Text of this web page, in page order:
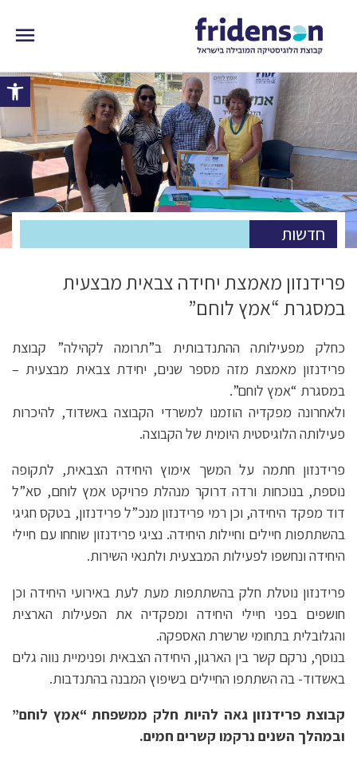
חדשות
פרידנזון מאמצת יחידה צבאית מבצעית
במסגרת “אמץ לוחם”
כחלק מפעילותה ההתנדבותית ב”תרומה לקהילה” קבוצת
פרידנזון מאמצת מזה מספר שנים, יחידת צבאית מבצעית –
במסגרת “אמץ לוחם”.
ולאחרונה מפקדיה הוזמנו למשרדי הקבוצה באשדוד, להיכרות
פעילותה הלוגיסטית היומית של הקבוצה.
פרידנזון חתמה על המשך אימוץ היחידה הצבאית, לתקופה
נוספת, בנוכחות ורדה דרוקר מנהלת פרויקט אמץ לוחם, סא”ל
דוד מפקד היחידה, וכן רמי פרידנזון מנכ”ל פרידנזון, בטקס חגיגי
בהשתתפות חיילים וחיילות היחידה. נציגי פרידנזון שוחחו עם חיילי
היחידה ונחשפו לפעילות המבצעית ולתנאי השירות.
פרידנזון נוטלת חלק בהשתתפות מעת לעת באירועי היחידה וכן
חושפים בפני חיילי היחידה ומפקדיה את הפעילות הארצית
והגלובלית בתחומי שרשרת האספקה.
בנוסף, נרקם קשר בין הארגון, היחידה הצבאית ופנימיית נווה גלים
באשדוד- בה השתתפו החיילים בשיפוץ המבנה בהתנדבות.
קבוצת פרידנזון גאה להיות חלק ממשפחת “אמץ לוחם”
ובמהלך השנים נרקמו קשרים חמים.